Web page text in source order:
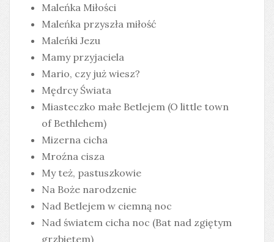
Maleńka Miłości
Maleńka przyszła miłość
Maleńki Jezu
Mamy przyjaciela
Mario, czy już wiesz?
Mędrcy Świata
Miasteczko małe Betlejem (O little town
of Bethlehem)
Mizerna cicha
Mroźna cisza
My też, pastuszkowie
Na Boże narodzenie
Nad Betlejem w ciemną noc
Nad światem cicha noc (Bat nad zgiętym
grzbietem)